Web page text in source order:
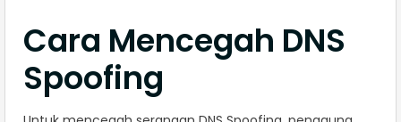
Cara Mencegah DNS
Spoofing